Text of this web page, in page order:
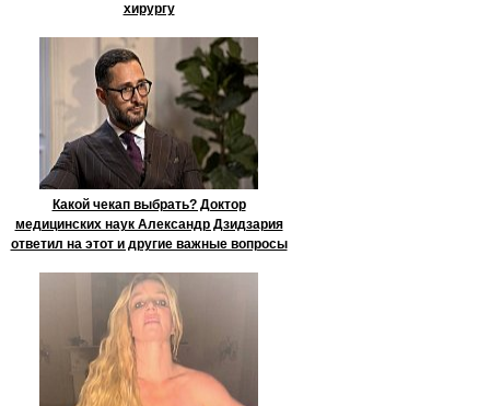
хирургу
Какой чекап выбрать? Доктор
медицинских наук Александр Дзидзария
ответил на этот и другие важные вопросы